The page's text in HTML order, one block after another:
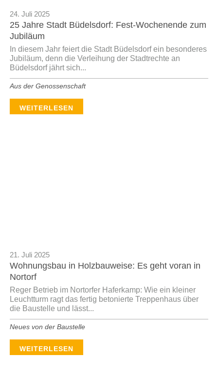
24. Juli 2025
25 Jahre Stadt Büdelsdorf: Fest-Wochenende zum
Jubiläum
In diesem Jahr feiert die Stadt Büdelsdorf ein besonderes
Jubiläum, denn die Verleihung der Stadtrechte an
Büdelsdorf jährt sich...
Aus der Genossenschaft
WEITERLESEN
21. Juli 2025
Wohnungsbau in Holzbauweise: Es geht voran in
Nortorf
Reger Betrieb im Nortorfer Haferkamp: Wie ein kleiner
Leuchtturm ragt das fertig betonierte Treppenhaus über
die Baustelle und lässt...
Neues von der Baustelle
WEITERLESEN